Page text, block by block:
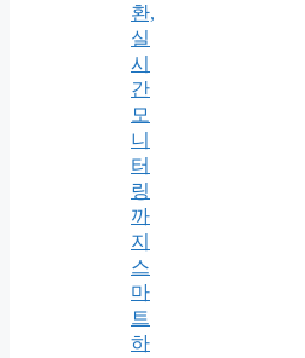
환,
실
시
간
모
니
터
링
까
지
스
마
트
하